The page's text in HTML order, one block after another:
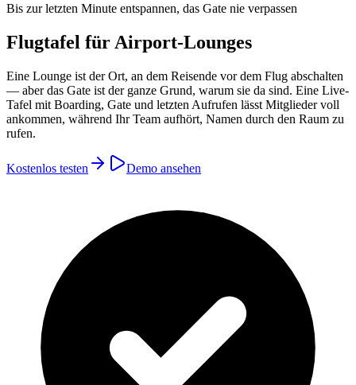
Bis zur letzten Minute entspannen, das Gate nie verpassen
Flugtafel für Airport-Lounges
Eine Lounge ist der Ort, an dem Reisende vor dem Flug abschalten
— aber das Gate ist der ganze Grund, warum sie da sind. Eine Live-
Tafel mit Boarding, Gate und letzten Aufrufen lässt Mitglieder voll
ankommen, während Ihr Team aufhört, Namen durch den Raum zu
rufen.
Kostenlos testen Demo ansehen